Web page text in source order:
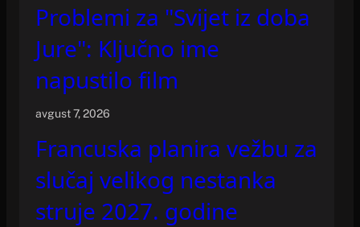
Problemi za "Svijet iz doba
Jure": Ključno ime
napustilo film
avgust 7, 2026
Francuska planira vežbu za
slučaj velikog nestanka
struje 2027. godine